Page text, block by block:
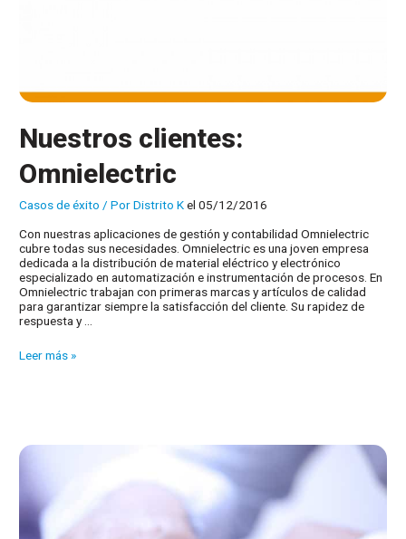
Nuestros clientes:
Omnielectric
Casos de éxito / PorDistrito Kel 05/12/2016
Con nuestras aplicaciones de gestión y contabilidad Omnielectric
cubre todas sus necesidades. Omnielectric es una joven empresa
dedicada a la distribución de material eléctrico y electrónico
especializado en automatización e instrumentación de procesos. En
Omnielectric trabajan con primeras marcas y artículos de calidad
para garantizar siempre la satisfacción del cliente. Su rapidez de
respuesta y …
Nuestros
Leer más »